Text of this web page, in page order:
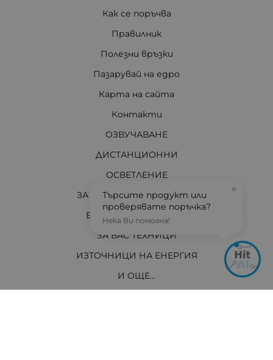
Как се поръчва
Правилник
Полезни връзки
Пазарувай на едро
Карта на сайта
Контакти
ОЗВУЧАВАНЕ
ДИСТАНЦИОННИ
ОСВЕТЛЕНИЕ
ЗА ДОМА И АВТОМОБИЛА
ЕЛЕКТРО МАТЕРИАЛИ
ЗА ВАС ТЕХНИЦИ
ИЗТОЧНИЦИ НА ЕНЕРГИЯ
И ОЩЕ...
×
Търсите продукт или
проверявате поръчка?
Нека Ви помогна!